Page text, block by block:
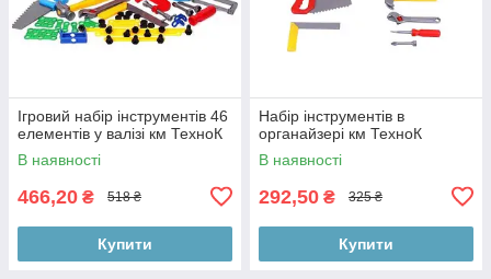
Ігровий набір інструментів 46
елементів у валізі км ТехноК
В наявності
466,20 ₴ 518 ₴
Купити
Набір інструментів в
органайзері км ТехноК
В наявності
292,50 ₴ 325 ₴
Купити